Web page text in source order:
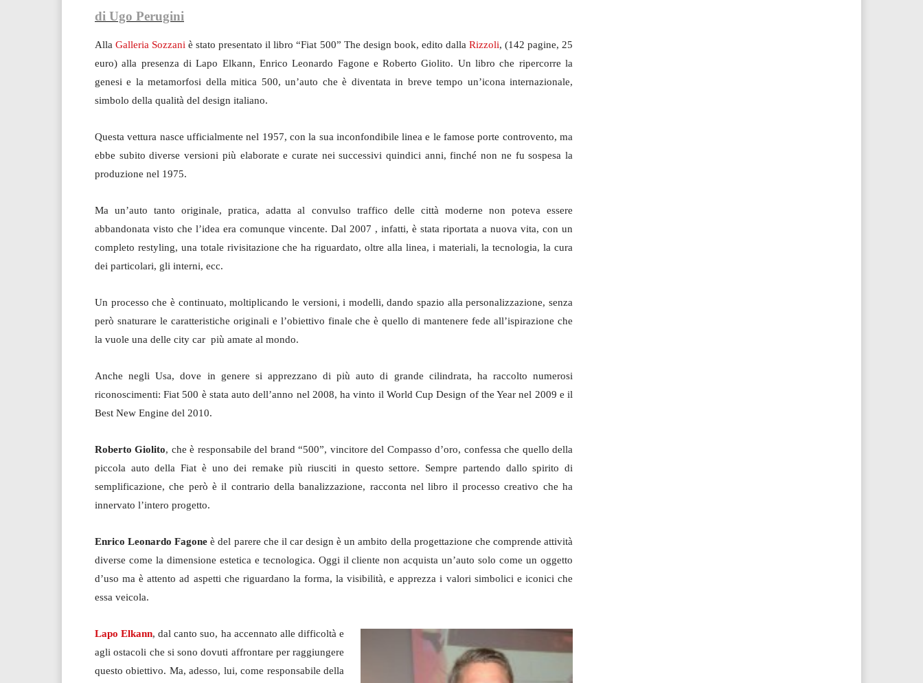
di Ugo Perugini
AllaGalleria Sozzani è stato presentato il libro “Fiat 500” The design book, edito dalla Rizzoli, (142 pagine, 25
euro) alla presenza di Lapo Elkann, Enrico Leonardo Fagone e Roberto Giolito. Un libro che ripercorre la
genesi e la metamorfosi della mitica 500, un’auto che è diventata in breve tempo un’icona internazionale,
simbolo della qualità del design italiano.
Questa vettura nasce ufficialmente nel 1957, con la sua inconfondibile linea e le famose porte controvento, ma
ebbe subito diverse versioni più elaborate e curate nei successivi quindici anni, finché non ne fu sospesa la
produzione nel 1975.
Ma un’auto tanto originale, pratica, adatta al convulso traffico delle città moderne non poteva essere
abbandonata visto che l’idea era comunque vincente. Dal 2007 , infatti, è stata riportata a nuova vita, con un
completo restyling, una totale rivisitazione che ha riguardato, oltre alla linea, i materiali, la tecnologia, la cura
dei particolari, gli interni, ecc.
Un processo che è continuato, moltiplicando le versioni, i modelli, dando spazio alla personalizzazione, senza
però snaturare le caratteristiche originali e l’obiettivo finale che è quello di mantenere fede all’ispirazione che
la vuole una delle city car più amate al mondo.
Anche negli Usa, dove in genere si apprezzano di più auto di grande cilindrata, ha raccolto numerosi
riconoscimenti: Fiat 500 è stata auto dell’anno nel 2008, ha vinto il World Cup Design of the Year nel 2009 e il
Best New Engine del 2010.
Roberto Giolito, che è responsabile del brand “500”, vincitore del Compasso d’oro, confessa che quello della
piccola auto della Fiat è uno dei remake più riusciti in questo settore. Sempre partendo dallo spirito di
semplificazione, che però è il contrario della banalizzazione, racconta nel libro il processo creativo che ha
innervato l’intero progetto.
Enrico Leonardo Fagone è del parere che il car design è un ambito della progettazione che comprende attività
diverse come la dimensione estetica e tecnologica. Oggi il cliente non acquista un’auto solo come un oggetto
d’uso ma è attento ad aspetti che riguardano la forma, la visibilità, e apprezza i valori simbolici e iconici che
essa veicola.
Lapo Elkann, dal canto suo, ha accennato alle difficoltà e
agli ostacoli che si sono dovuti affrontare per raggiungere
questo obiettivo. Ma, adesso, lui, come responsabile della